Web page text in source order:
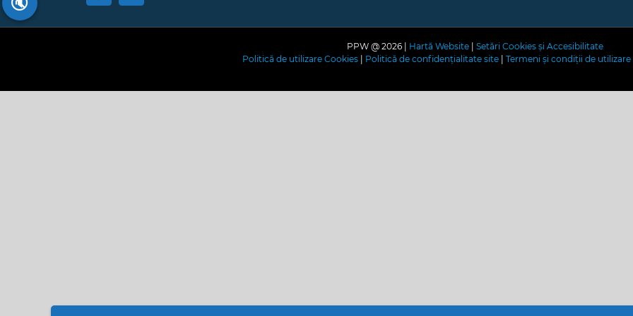
PPW @ 2026 | Hartă Website| Setări Cookies și Accesibilitate
Politică de utilizare Cookies
Politică de confidențialitate site Termeni și condiții de utilizare